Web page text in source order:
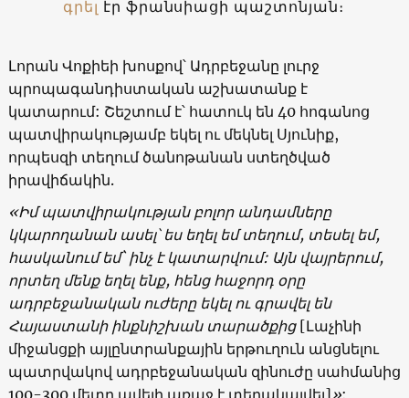
գրել էր ֆրանսիացի պաշտոնյան։
Լորան Վոքիեի խոսքով՝ Ադրբեջանը լուրջ
պրոպագանդիստական աշխատանք է
կատարում: Շեշտում է՝ հատուկ են 40 հոգանոց
պատվիրակությամբ եկել ու մեկնել Սյունիք,
որպեսզի տեղում ծանոթանան ստեղծված
իրավիճակին.
«Իմ պատվիրակության բոլոր անդամները
կկարողանան ասել՝ ես եղել եմ տեղում, տեսել եմ,
հասկանում եմ` ինչ է կատարվում: Այն վայրերում,
որտեղ մենք եղել ենք, հենց հաջորդ օրը
ադրբեջանական ուժերը եկել ու գրավել են
Հայաստանի ինքնիշխան տարածքից [Լաչինի
միջանցքի այլընտրանքային երթուղուն անցնելու
պատրվակով ադրբեջանական զինուժը սահմանից
100-300 մետր ավելի առաջ է տեղակայվել]»: